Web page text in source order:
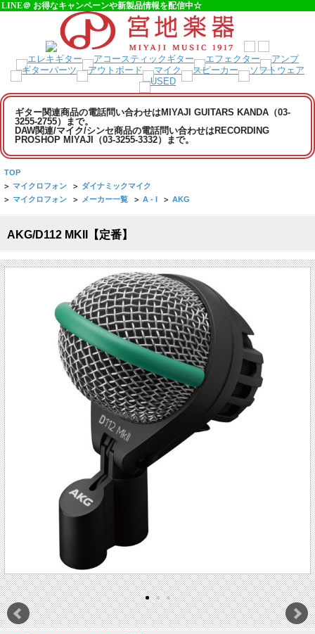
LINE＠ お得なキャンペーンや新製品情報を配信中☆
ギター関連商品の電話問い合わせはMIYAJI GUITARS KANDA（03-
3255-2755）まで。
DAW関連/マイク/シンセ商品の電話問い合わせはRECORDING
PROSHOP MIYAJI（03-3255-3332）まで。
TOP
> マイクロフォン > ダイナミックマイク
> マイクロフォン > メーカー一覧 > A - I > AKG
AKG/D112 MKII【定番】